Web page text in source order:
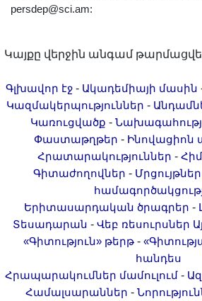
persdep@sci.am:
Կայքը վերջին անգամ թարմացվել
Գլխավոր էջ - Ակադեմիայի մասին
Կազմակերպություններ -
Կառուցվածք -
Փաստաթղթեր - Ինովացիոն
Հրատարակություններ -
Գիտաժողովներ - Մրցույթներ
Երիտասարդական ծրագրեր -
Տեսադարան - Վեբ ռեսուրսներ
«Գիտություն» թերթ -
հանդես
Հրապարակումներ մամուլում-
Համալսարաններ -